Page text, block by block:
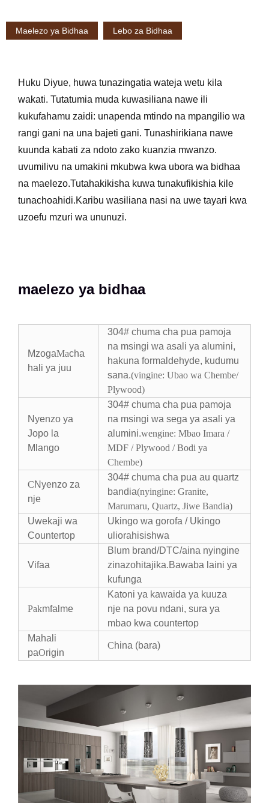
Maelezo ya Bidhaa Lebo za Bidhaa
Huku Diyue, huwa tunazingatia wateja wetu kila
wakati. Tutatumia muda kuwasiliana nawe ili
kukufahamu zaidi: unapenda mtindo na mpangilio wa
rangi gani na una bajeti gani. Tunashirikiana nawe
kuunda kabati za ndoto zako kuanzia mwanzo.
uvumilivu na umakini mkubwa kwa ubora wa bidhaa
na maelezo.Tutahakikisha kuwa tunakufikishia kile
tunachoahidi.Karibu wasiliana nasi na uwe tayari kwa
uzoefu mzuri wa ununuzi.
maelezo ya bidhaa
MzogaMacha
hali ya juu
304# chuma cha pua pamoja
na msingi wa asali ya alumini,
hakuna formaldehyde, kudumu
sana.(vingine: Ubao wa Chembe/
Plywood)
Nyenzo ya
Jopo la
Mlango
304# chuma cha pua pamoja
na msingi wa sega ya asali ya
alumini.wengine: Mbao Imara /
MDF / Plywood / Bodi ya
Chembe)
CNyenzo za
nje
304# chuma cha pua au quartz
bandia(nyingine: Granite,
Marumaru, Quartz, Jiwe Bandia)
Uwekaji wa
Countertop
Ukingo wa gorofa / Ukingo
uliorahisishwa
Vifaa
Blum brand/DTC/aina nyingine
zinazohitajika.Bawaba laini ya
kufunga
Pakmfalme
Katoni ya kawaida ya kuuza
nje na povu ndani, sura ya
mbao kwa countertop
Mahali
paOrigin
China (bara)